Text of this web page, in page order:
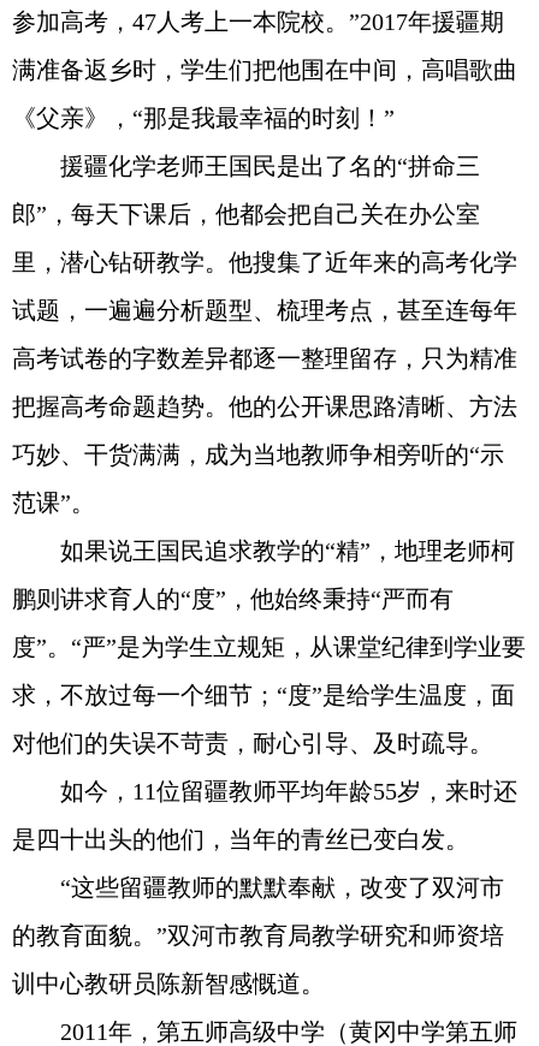
参加高考，47人考上一本院校。”2017年援疆期
满准备返乡时，学生们把他围在中间，高唱歌曲
《父亲》，“那是我最幸福的时刻！”
援疆化学老师王国民是出了名的“拼命三
郎”，每天下课后，他都会把自己关在办公室
里，潜心钻研教学。他搜集了近年来的高考化学
试题，一遍遍分析题型、梳理考点，甚至连每年
高考试卷的字数差异都逐一整理留存，只为精准
把握高考命题趋势。他的公开课思路清晰、方法
巧妙、干货满满，成为当地教师争相旁听的“示
范课”。
如果说王国民追求教学的“精”，地理老师柯
鹏则讲求育人的“度”，他始终秉持“严而有
度”。“严”是为学生立规矩，从课堂纪律到学业要
求，不放过每一个细节；“度”是给学生温度，面
对他们的失误不苛责，耐心引导、及时疏导。
如今，11位留疆教师平均年龄55岁，来时还
是四十出头的他们，当年的青丝已变白发。
“这些留疆教师的默默奉献，改变了双河市
的教育面貌。”双河市教育局教学研究和师资培
训中心教研员陈新智感慨道。
2011年，第五师高级中学（黄冈中学第五师